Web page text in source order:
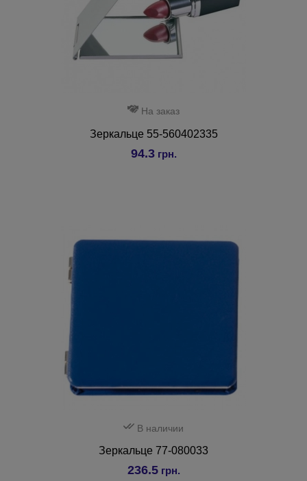
На заказ
Зеркальце 55-560402335
94.3грн.
В наличии
Зеркальце 77-080033
236.5грн.